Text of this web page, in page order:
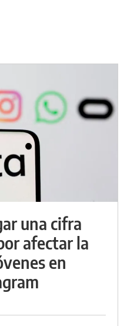
una cifra
afectar la
en